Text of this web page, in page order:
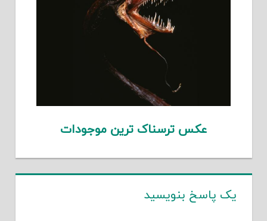
عکس ترسناک ترین موجودات
یک پاسخ بنویسید